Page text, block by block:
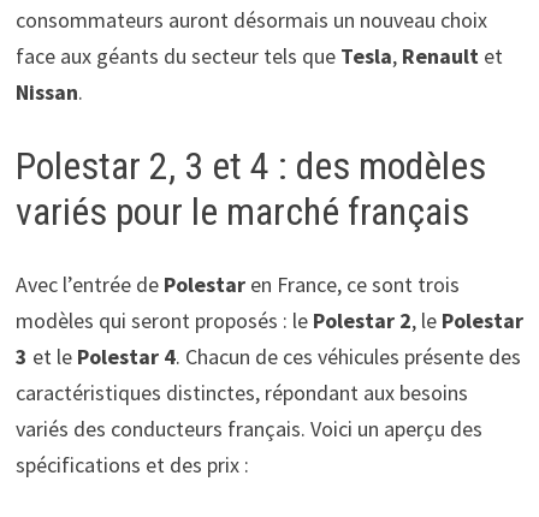
consommateurs auront désormais un nouveau choix
face aux géants du secteur tels que Tesla, Renaultet
Nissan.
Polestar 2, 3 et 4 : des modèles
variés pour le marché français
Avec l’entrée de Polestaren France, ce sont trois
modèles qui seront proposés : le Polestar 2, le Polestar
3 et le Polestar 4. Chacun de ces véhicules présente des
caractéristiques distinctes, répondant aux besoins
variés des conducteurs français. Voici un aperçu des
spécifications et des prix :